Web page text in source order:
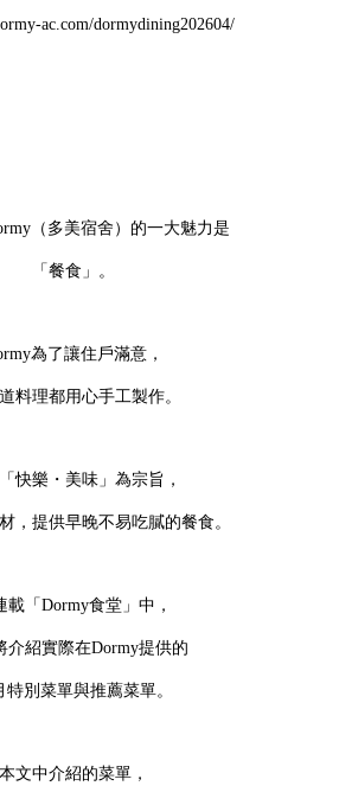
ac.com/dormydining202604/
（多美宿舍）的一大魅力是
「餐食」。
為了讓住戶滿意，
料理都用心手工製作。
快樂・美味」為宗旨，
，提供早晚不易吃膩的餐食。
載「Dormy食堂」中，
介紹實際在Dormy提供的
特別菜單與推薦菜單。
本文中介紹的菜單，